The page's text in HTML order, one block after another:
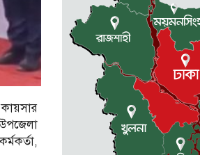
ভারতীয়
উদ্যোগে